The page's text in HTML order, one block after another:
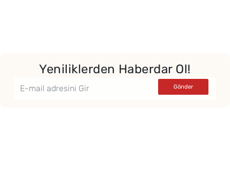
Yeniliklerden Haberdar Ol!